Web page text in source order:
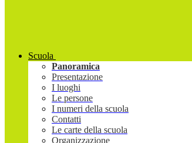
Scuola
Panoramica
Presentazione
I luoghi
Le persone
I numeri della scuola
Contatti
Le carte della scuola
Organizzazione